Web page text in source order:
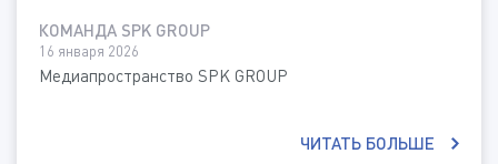
КОМАНДА SPK GROUP
16 января 2026
Медиапространство SPK GROUP
ЧИТАТЬ БОЛЬШЕ